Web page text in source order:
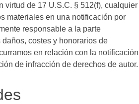
virtud de 17 U.S.C. § 512(f), cualquier
materiales en una notificación por
responsable a la parte
costes y honorarios de
en relación con la notificación
de infracción de derechos de autor.